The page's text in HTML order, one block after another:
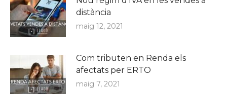
distància
maig 12, 2021
Com tributen en Renda els
afectats per ERTO
maig 7, 2021